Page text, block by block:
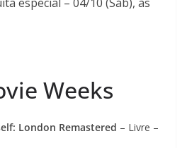
especial – 04/10 (Sáb), às
Weeks
London Remastered – Livre –